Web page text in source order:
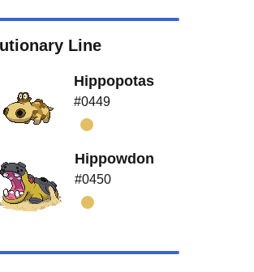
Line
Hippopotas
#0449
Hippowdon
#0450